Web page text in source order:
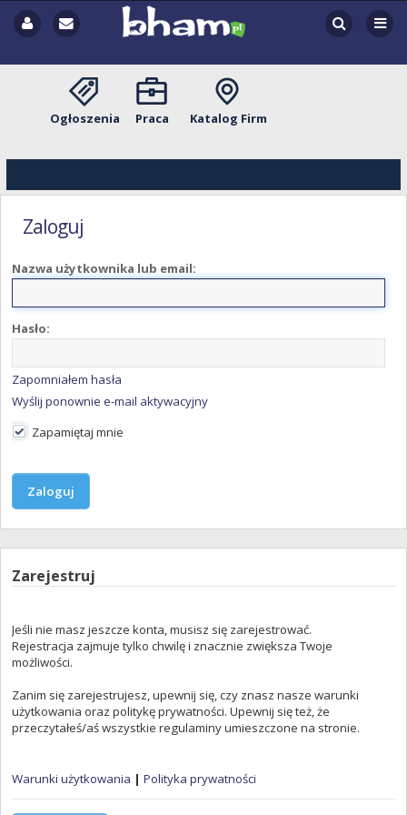
Ogłoszenia Praca Katalog Firm
Zaloguj
Nazwa użytkownika lub email:
Hasło:
Zapomniałem hasła
Wyślij ponownie e-mail aktywacyjny
Zapamiętaj mnie
Zarejestruj
Jeśli nie masz jeszcze konta, musisz się zarejestrować.
Rejestracja zajmuje tylko chwilę i znacznie zwiększa Twoje
możliwości.
Zanim się zarejestrujesz, upewnij się, czy znasz nasze warunki
użytkowania oraz politykę prywatności. Upewnij się też, że
przeczytałeś/aś wszystkie regulaminy umieszczone na stronie.
Warunki użytkowania | Polityka prywatności